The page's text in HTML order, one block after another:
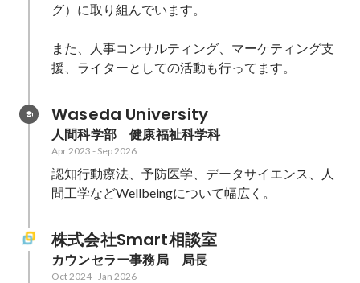
グ）に取り組んでいます。
また、人事コンサルティング、マーケティング支
援、ライターとしての活動も行ってます。
Waseda University
人間科学部　健康福祉科学科
Apr 2023 - Sep 2026
認知行動療法、予防医学、データサイエンス、人
間工学などWellbeingについて幅広く。
株式会社Smart相談室
カウンセラー事務局　局長
Oct 2024- Jan 2026